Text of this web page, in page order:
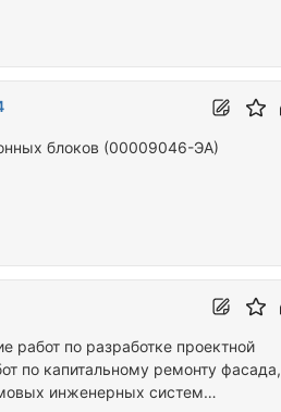
блоков (00009046-ЭА)
работ по разработке проектной
по капитальному ремонту фасада,
инженерных систем